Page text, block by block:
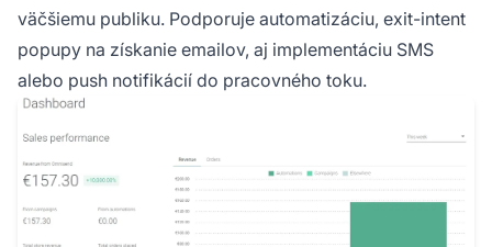
väčšiemu publiku. Podporuje automatizáciu, exit-intent
popupy na získanie emailov, aj implementáciu SMS
alebo push notifikácií do pracovného toku.